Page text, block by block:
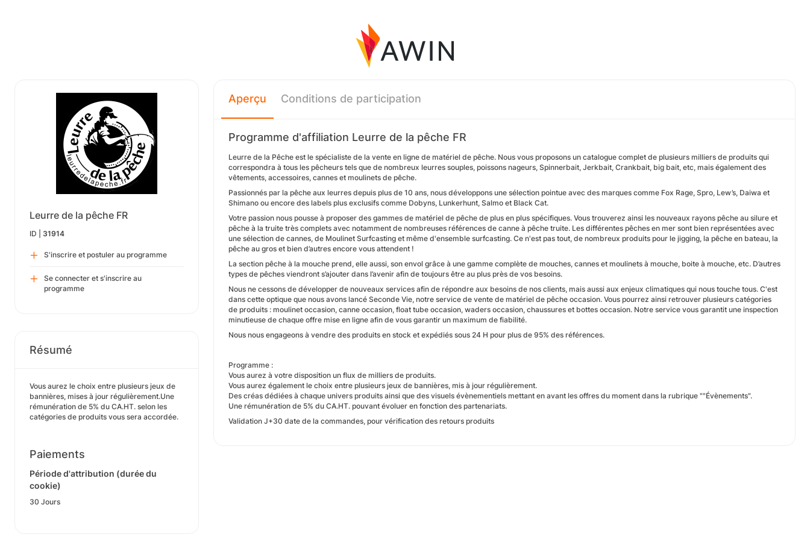
Leurre de la pêche FR
ID | 31914
S'inscrire et postuler au programme
Se connecter et s'inscrire au
programme
Résumé
Vous aurez le choix entre plusieurs jeux de
bannières, mises à jour régulièrement.Une
rémunération de 5% du CA.HT. selon les
catégories de produits vous sera accordée.
Paiements
Période d'attribution (durée du
cookie)
30 Jours
Aperçu Conditions de participation
Programme d'affiliation Leurre de la pêche FR
Leurre de la Pêche est le spécialiste de la vente en ligne de matériel de pêche. Nous vous proposons un catalogue complet de plusieurs milliers de produits qui
correspondra à tous les pêcheurs tels que de nombreux leurres souples, poissons nageurs, Spinnerbait, Jerkbait, Crankbait, big bait, etc, mais également des
vêtements, accessoires, cannes et moulinets de pêche.
Passionnés par la pêche aux leurres depuis plus de 10 ans, nous développons une sélection pointue avec des marques comme Fox Rage, Spro, Lew’s, Daiwa et
Shimano ou encore des labels plus exclusifs comme Dobyns, Lunkerhunt, Salmo et Black Cat.
Votre passion nous pousse à proposer des gammes de matériel de pêche de plus en plus spécifiques. Vous trouverez ainsi les nouveaux rayons pêche au silure et
pêche à la truite très complets avec notamment de nombreuses références de canne à pêche truite. Les différentes pêches en mer sont bien représentées avec
une sélection de cannes, de Moulinet Surfcasting et même d'ensemble surfcasting. Ce n'est pas tout, de nombreux produits pour le jigging, la pêche en bateau, la
pêche au gros et bien d’autres encore vous attendent !
La section pêche à la mouche prend, elle aussi, son envol grâce à une gamme complète de mouches, cannes et moulinets à mouche, boite à mouche, etc. D’autres
types de pêches viendront s’ajouter dans l’avenir afin de toujours être au plus près de vos besoins.
Nous ne cessons de développer de nouveaux services afin de répondre aux besoins de nos clients, mais aussi aux enjeux climatiques qui nous touche tous. C'est
dans cette optique que nous avons lancé Seconde Vie, notre service de vente de matériel de pêche occasion. Vous pourrez ainsi retrouver plusieurs catégories
de produits : moulinet occasion, canne occasion, float tube occasion, waders occasion, chaussures et bottes occasion. Notre service vous garantit une inspection
minutieuse de chaque offre mise en ligne afin de vous garantir un maximum de fiabilité.
Nous nous engageons à vendre des produits en stock et expédiés sous 24 H pour plus de 95% des références.
Programme :
Vous aurez à votre disposition un flux de milliers de produits.
Vous aurez également le choix entre plusieurs jeux de bannières, mis à jour régulièrement.
Des créas dédiées à chaque univers produits ainsi que des visuels évènementiels mettant en avant les offres du moment dans la rubrique ""Évènements".
Une rémunération de 5% du CA.HT. pouvant évoluer en fonction des partenariats.
Validation J+30 date de la commandes, pour vérification des retours produits